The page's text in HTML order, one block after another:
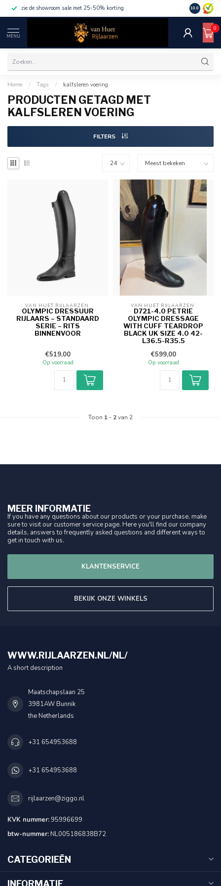
zie de showroom sale met 25-50% korting 10.0
MENU
0
Home / Tags / kalfsleren voering
PRODUCTEN GETAGD MET
KALFSLEREN VOERING
FILTERS
VAN HUET RIJLAARZEN
OLYMPIC DRESSUUR
RIJLAARS – STANDAARD
SERIE – RITS
BINNENVOOR
€519,00
Op voorraad
VAN HUET RIJLAARZEN
D721-4.0 PETRIE
OLYMPIC DRESSAGE
WITH CUFF TEARDROP
BLACK UK SIZE 4.0 42-
L36.5-R35.5
€599,00
Op voorraad
Toon 1 - 2van 2
MEER INFORMATIE
If you have any questions about our products or your purchase, make
sure to visit our customer service page. Here you'll find our company
details, answers to frequently asked questions and different ways to
get in touch with us.
KLANTENSERVICE
BEKIJK ONZE WINKELS
WWW.RIJLAARZEN.NL/NL/
A short description
Maatschapslaan 25
3981AW Bunnik
the Netherlands
+31 654953688
+31 654953688
rijlaarzen@ziggo.nl
KVK nummer:95996699
btw-nummer:NL005186838B72
CATEGORIEËN
INFORMATIE